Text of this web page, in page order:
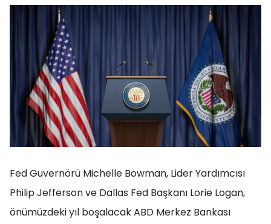
Fed Guvernörü Michelle Bowman, Lider Yardımcısı
Philip Jefferson ve Dallas Fed Başkanı Lorie Logan,
önümüzdeki yıl boşalacak ABD Merkez Bankası